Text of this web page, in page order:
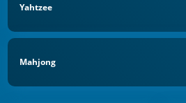
Yahtzee
Mahjong